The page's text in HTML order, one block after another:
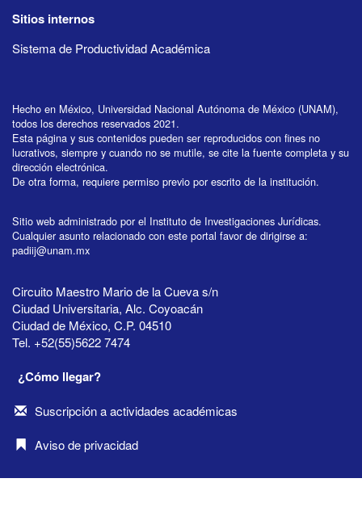
Sitios internos
Sistema de Productividad Académica
Hecho en México, Universidad Nacional Autónoma de México (UNAM),
todos los derechos reservados 2021.
Esta página y sus contenidos pueden ser reproducidos con fines no
lucrativos, siempre y cuando no se mutile, se cite la fuente completa y su
dirección electrónica.
De otra forma, requiere permiso previo por escrito de la institución.
Sitio web administrado por el Instituto de Investigaciones Jurídicas.
Cualquier asunto relacionado con este portal favor de dirigirse a:
padiij@unam.mx
Circuito Maestro Mario de la Cueva s/n
Ciudad Universitaria, Alc. Coyoacán
Ciudad de México, C.P. 04510
Tel. +52(55)5622 7474
¿Cómo llegar?
Suscripción a actividades académicas
Aviso de privacidad